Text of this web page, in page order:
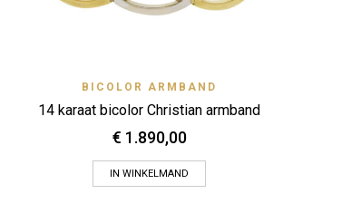
Zet op verlanglijstje Quick View
BICOLOR ARMBAND
14 karaat bicolor Christian armband
€ 1.890,00
IN WINKELMAND